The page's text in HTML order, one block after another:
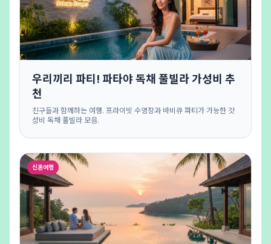
우리끼리 파티! 파타야 독채 풀빌라 가성비 추
천
친구들과 함께하는 여행. 프라이빗 수영장과 바비큐 파티가 가능한 갓
성비 독채 풀빌라 모음.
신혼여행